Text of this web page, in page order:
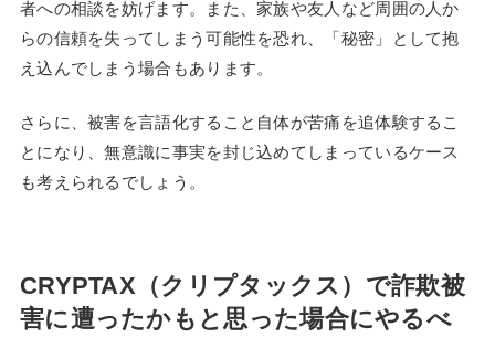
者への相談を妨げます。また、家族や友人など周囲の人か
らの信頼を失ってしまう可能性を恐れ、「秘密」として抱
え込んでしまう場合もあります。
さらに、被害を言語化すること自体が苦痛を追体験するこ
とになり、無意識に事実を封じ込めてしまっているケース
も考えられるでしょう。
CRYPTAX（クリプタックス）で詐欺被
害に遭ったかもと思った場合にやるべ